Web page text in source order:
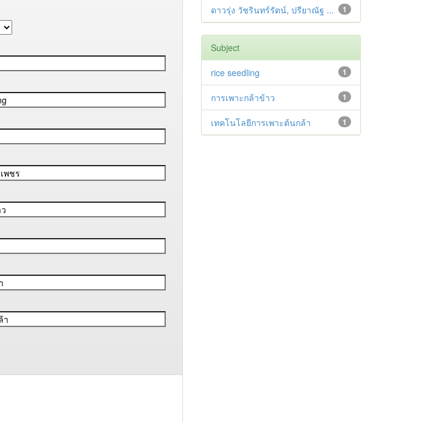
1
ดาวรุ่ง วัชรินทร์รัตน์, ปรียาณัฐ ...
Subject
1
rice seedling
1
การเพาะกล้าข้าว
1
เทคโนโลยีการเพาะต้นกล้า